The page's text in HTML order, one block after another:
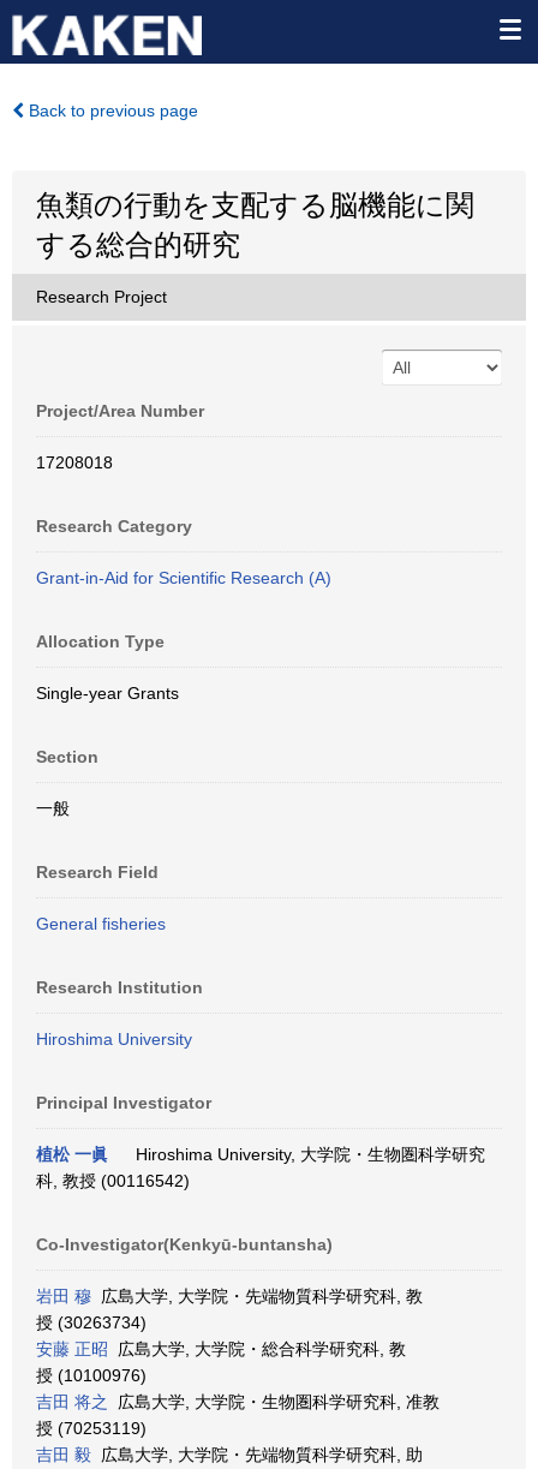
Back to previous page
魚類の行動を支配する脳機能に関
する総合的研究
Research Project
Project/Area Number
17208018
Research Category
Grant-in-Aid for Scientific Research (A)
Allocation Type
Single-year Grants
Section
一般
Research Field
General fisheries
Research Institution
Hiroshima University
Principal Investigator
植松 一眞
Hiroshima University, 大学院・生物圏科学研究
科, 教授 (00116542)
Co-Investigator(Kenkyū-buntansha)
岩田 穆 広島大学, 大学院・先端物質科学研究科, 教
授 (30263734)
安藤 正昭 広島大学, 大学院・総合科学研究科, 教
授 (10100976)
吉田 将之
広島大学, 大学院・生物圏科学研究科, 准教
授 (70253119)
吉田 毅 広島大学, 大学院・先端物質科学研究科, 助